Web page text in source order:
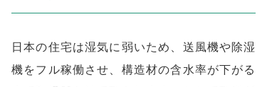
日本の住宅は湿気に弱いため、送風機や除湿
機をフル稼働させ、構造材の含水率が下がる